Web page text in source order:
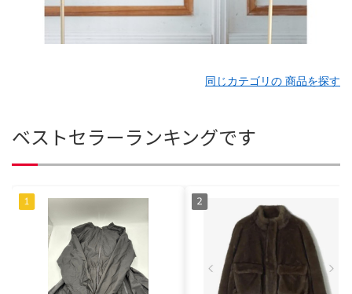
同じカテゴリの 商品を探す
ベストセラーランキングです